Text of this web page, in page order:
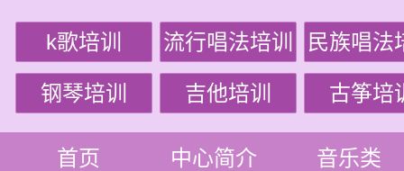
k歌培训 流行唱法培训 民族唱法
钢琴培训 吉他培训 古筝培
首页 中心简介 音乐类